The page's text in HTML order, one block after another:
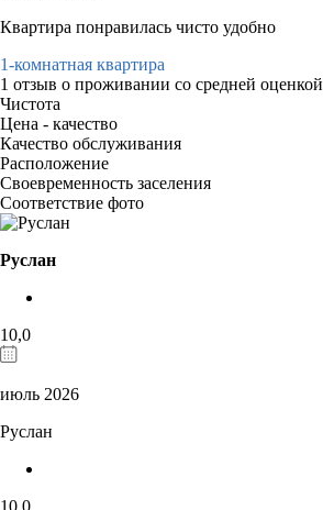
Квартира понравилась чисто удобно
1-комнатная квартира
1 отзыв о проживании со средней оценкой
Чистота
Цена - качество
Качество обслуживания
Расположение
Своевременность заселения
Соответствие фото
Руслан
10,0
июль 2026
Руслан
10,0